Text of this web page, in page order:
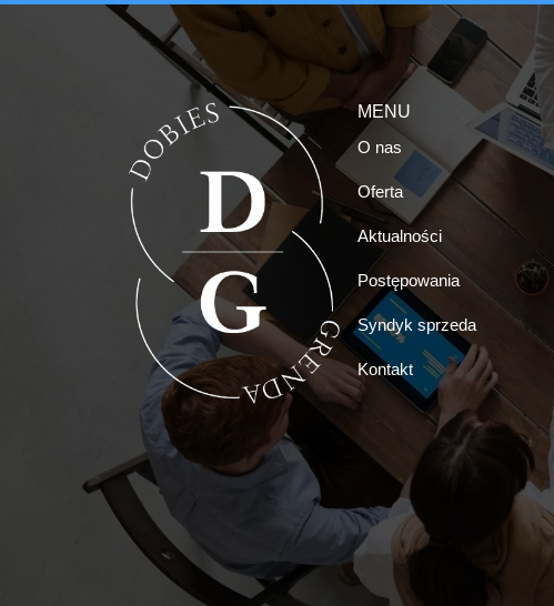
MENU
O nas
Oferta
Aktualności
Postępowania
Syndyk sprzeda
Kontakt